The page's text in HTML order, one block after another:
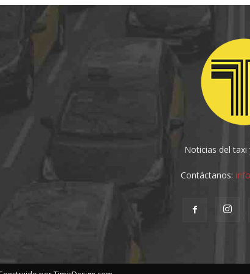
Noticias del taxi
Contáctanos: